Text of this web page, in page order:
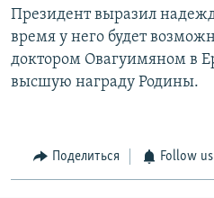
Президент выразил
время у него будет
доктором Овагуимяном в
высшую награду Родины.
Поделиться Follow us